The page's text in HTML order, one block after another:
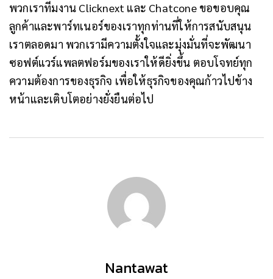
พวกเราทีมงาน Clicknext และ Chatcone ขอขอบคุณ
ลูกค้าและพาร์ทเนอร์ของเราทุกท่านที่ให้การสนับสนุน
เราตลอดมา พวกเรามีความตั้งใจและมุ่งมั่นที่จะพัฒนา
ซอฟต์แวร์แพลตฟอร์มของเราให้ดียิ่งขึ้น ตอบโจทย์ทุก
ความต้องการของธุรกิจ เพื่อให้ธุรกิจของคุณก้าวไปข้าง
หน้าและเติบโตอย่างยั่งยืนต่อไป
Nantawat